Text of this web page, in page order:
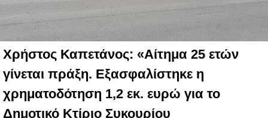
Χρήστος Καπετάνος: «Αίτημα 25 ετών
γίνεται πράξη. Εξασφαλίστηκε η
χρηματοδότηση 1,2 εκ. ευρώ για το
Δημοτικό Κτίριο Συκουρίου